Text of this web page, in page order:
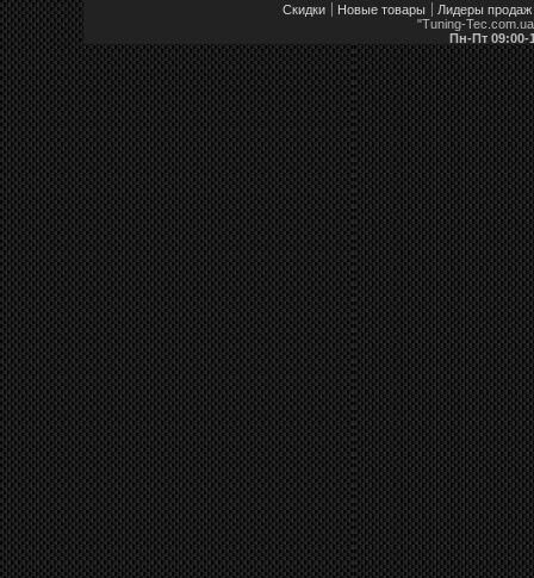
Скидки Новые товары
Лидеры продаж
"Tuning-
Пн-Пт 09:00-